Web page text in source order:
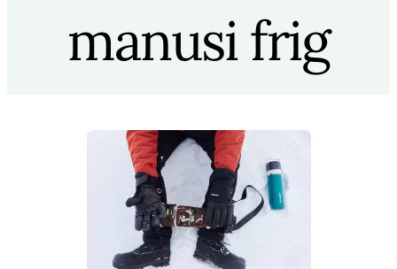
manusi frig